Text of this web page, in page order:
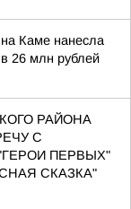
Каме нанесла
26 млн рублей
РАЙОНА
С
ПЕРВЫХ"
СКАЗКА"